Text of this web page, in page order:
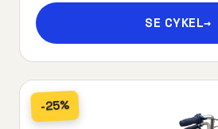
SE CYKEL→
-25%